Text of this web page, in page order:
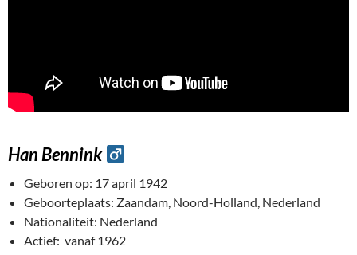
Han Bennink
Geboren op: 17 april 1942
Geboorteplaats: Zaandam, Noord-Holland, Nederland
Nationaliteit: Nederland
Actief: vanaf 1962